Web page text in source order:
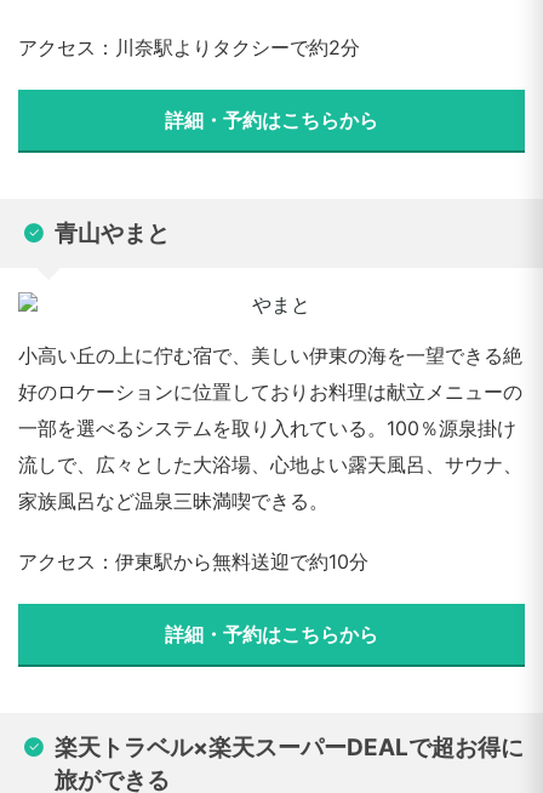
アクセス：川奈駅よりタクシーで約2分
詳細・予約はこちらから
青山やまと
小高い丘の上に佇む宿で、美しい伊東の海を一望できる絶
好のロケーションに位置しておりお料理は献立メニューの
一部を選べるシステムを取り入れている。100％源泉掛け
流しで、広々とした大浴場、心地よい露天風呂、サウナ、
家族風呂など温泉三昧満喫できる。
アクセス：伊東駅から無料送迎で約10分
詳細・予約はこちらから
楽天トラベル×楽天スーパーDEALで超お得に
旅ができる